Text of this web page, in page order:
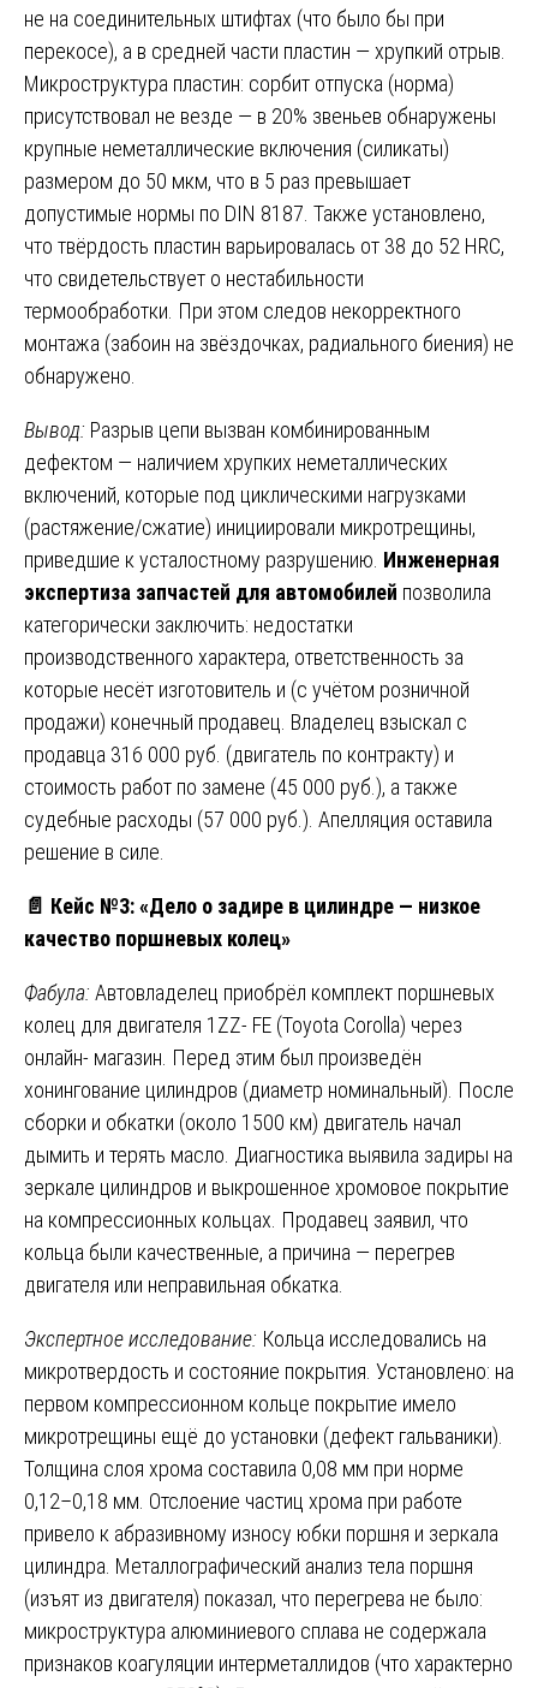
не на соединительных штифтах (что было бы при
перекосе), а в средней части пластин — хрупкий отрыв.
Микроструктура пластин: сорбит отпуска (норма)
присутствовал не везде — в 20% звеньев обнаружены
крупные неметаллические включения (силикаты)
размером до 50 мкм, что в 5 раз превышает
допустимые нормы по DIN 8187. Также установлено,
что твёрдость пластин варьировалась от 38 до 52 HRC,
что свидетельствует о нестабильности
термообработки. При этом следов некорректного
монтажа (забоин на звёздочках, радиального биения) не
обнаружено.
Вывод: Разрыв цепи вызван комбинированным
дефектом — наличием хрупких неметаллических
включений, которые под циклическими нагрузками
(растяжение/сжатие) инициировали микротрещины,
приведшие к усталостному разрушению. Инженерная
экспертиза запчастей для автомобилей позволила
категорически заключить: недостатки
производственного характера, ответственность за
которые несёт изготовитель и (с учётом розничной
продажи) конечный продавец. Владелец взыскал с
продавца 316 000 руб. (двигатель по контракту) и
стоимость работ по замене (45 000 руб.), а также
судебные расходы (57 000 руб.). Апелляция оставила
решение в силе.
📄 Кейс №3: «Дело о задире в цилиндре — низкое
качество поршневых колец»
Фабула: Автовладелец приобрёл комплект поршневых
колец для двигателя 1ZZ- FE (Toyota Corolla) через
онлайн- магазин. Перед этим был произведён
хонингование цилиндров (диаметр номинальный). После
сборки и обкатки (около 1500 км) двигатель начал
дымить и терять масло. Диагностика выявила задиры на
зеркале цилиндров и выкрошенное хромовое покрытие
на компрессионных кольцах. Продавец заявил, что
кольца были качественные, а причина — перегрев
двигателя или неправильная обкатка.
Экспертное исследование: Кольца исследовались на
микротвердость и состояние покрытия. Установлено: на
первом компрессионном кольце покрытие имело
микротрещины ещё до установки (дефект гальваники).
Толщина слоя хрома составила 0,08 мм при норме
0,12–0,18 мм. Отслоение частиц хрома при работе
привело к абразивному износу юбки поршня и зеркала
цилиндра. Металлографический анализ тела поршня
(изъят из двигателя) показал, что перегрева не было:
микроструктура алюминиевого сплава не содержала
признаков коагуляции интерметаллидов (что характерно